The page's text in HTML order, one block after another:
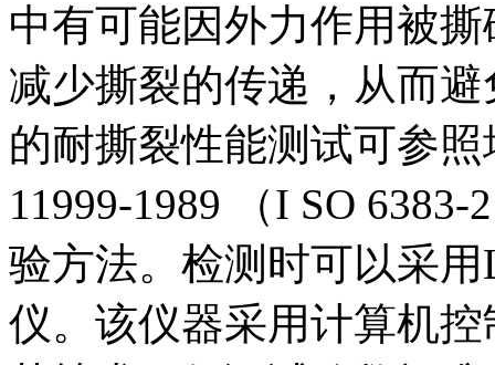
中有可能因外力作用被
减少撕裂的传递，从而
的耐撕裂性能测试可参
11999-1989 （I SO
验方法。检测时可以采用
仪。该仪器采用计算机